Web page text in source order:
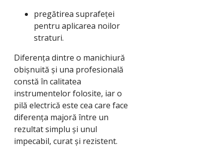
pregătirea suprafeței
pentru aplicarea noilor
straturi.
Diferența dintre o manichiură
obișnuită și una profesională
constă în calitatea
instrumentelor folosite, iar o
pilă electrică este cea care face
diferența majoră între un
rezultat simplu și unul
impecabil, curat și rezistent.